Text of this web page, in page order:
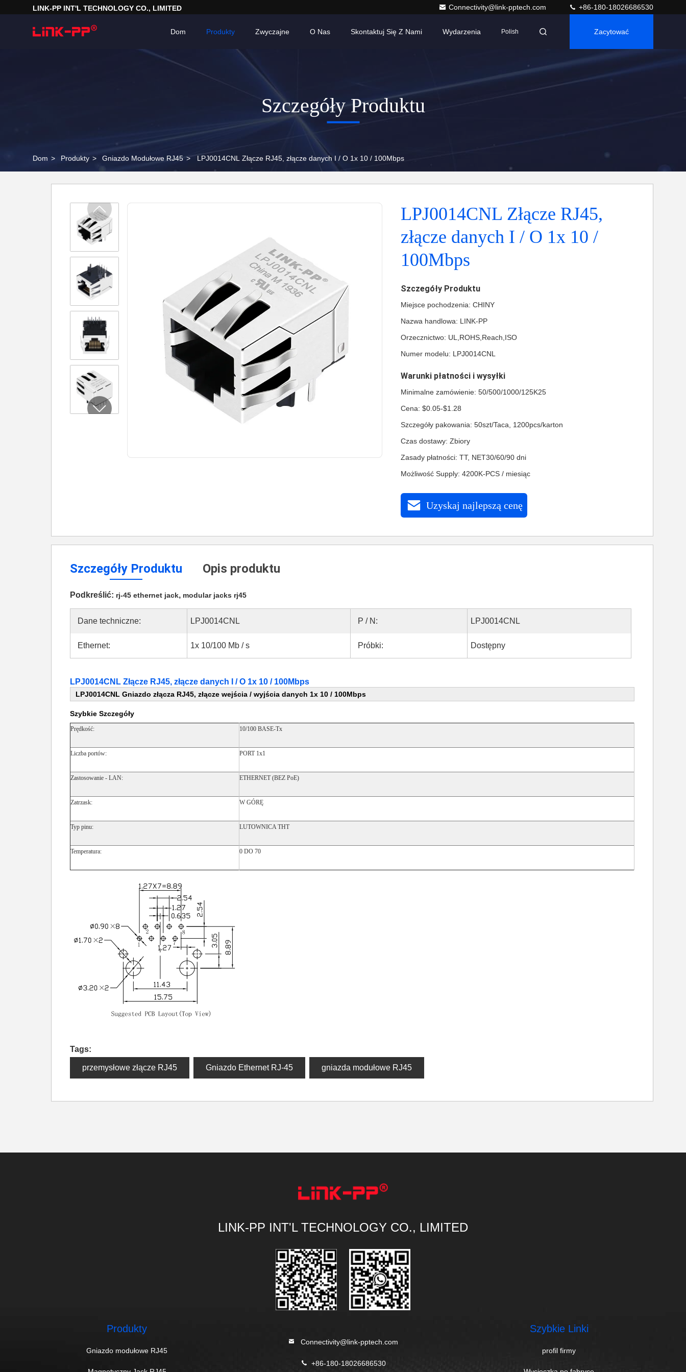
LINK-PP INT'L TECHNOLOGY CO., LIMITED Connectivity@link-pptech.com +86-180-18026686530
Dom Produkty O Nas Skontaktuj Się Z Nami Wydarzenia
Zwyczajne Polish Zacytować
Szczegóły Produktu
Dom > Produkty > Gniazdo Modułowe RJ45 > LPJ0014CNL Złącze RJ45, złącze danych I / O 1x 10 / 100Mbps
LPJ0014CNL Złącze RJ45,
złącze danych I / O 1x 10 /
100Mbps
Szczegóły Produktu
Miejsce pochodzenia: CHINY
Nazwa handlowa: LINK-PP
Orzecznictwo: UL,ROHS,Reach,ISO
Numer modelu: LPJ0014CNL
Warunki płatności i wysyłki
Minimalne zamówienie: 50/500/1000/125K25
Cena: $0.05-$1.28
Szczegóły pakowania: 50szt/Taca, 1200pcs/karton
Czas dostawy: Zbiory
Zasady płatności: TT, NET30/60/90 dni
Możliwość Supply: 4200K-PCS / miesiąc
Uzyskaj najlepszą cenę
Szczegóły Produktu Opis produktu
Podkreślić: rj-45 ethernet jack, modular jacks rj45
Dane techniczne: LPJ0014CNL P / N: LPJ0014CNL
Ethernet: 1x 10/100 Mb / s Próbki: Dostępny
LPJ0014CNL Złącze RJ45, złącze danych I / O 1x 10 / 100Mbps
LPJ0014CNL Gniazdo złącza RJ45, złącze wejścia / wyjścia danych 1x 10 / 100Mbps
Szybkie Szczegóły
Prędkość: 10/100 BASE-Tx
Liczba portów: PORT 1x1
Zastosowanie - LAN: ETHERNET (BEZ PoE)
Zatrzask: W GÓRĘ
Typ pinu: LUTOWNICA THT
Temperatura: 0 DO 70
Tags:
przemysłowe złącze RJ45 Gniazdo Ethernet RJ-45 gniazda modułowe RJ45
LINK-PP INT'L TECHNOLOGY CO., LIMITED
Produkty
Gniazdo modułowe RJ45
Connectivity@link-pptech.com
+86-180-18026686530
Szybkie Linki
profil firmy